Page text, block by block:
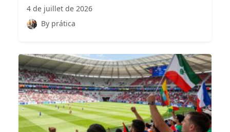
4 de juillet de 2026
By prática